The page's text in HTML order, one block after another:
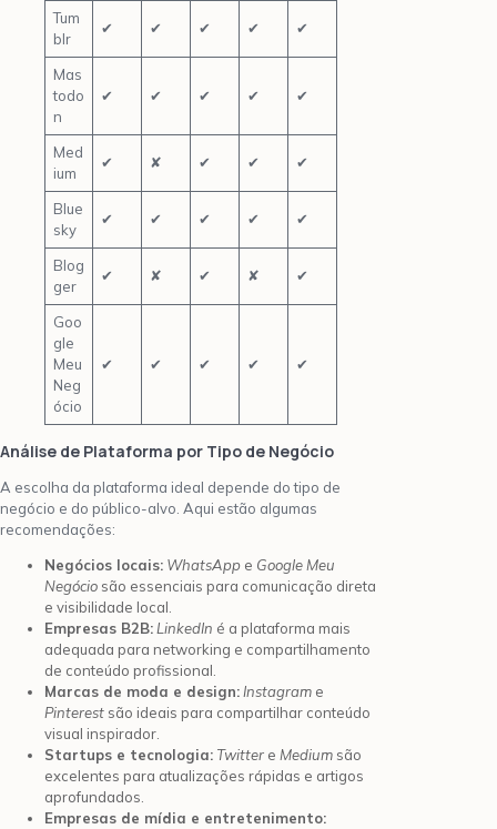
Tum
blr
✔ ✔ ✔ ✔ ✔
Mas
todo
n
✔ ✔ ✔ ✔ ✔
Med
ium
✔ ✘ ✔ ✔ ✔
Blue
sky
✔ ✔ ✔ ✔ ✔
Blog
ger
✔ ✘ ✔ ✘ ✔
Goo
gle
Meu
Neg
ócio
✔ ✔ ✔ ✔ ✔
Análise de Plataforma por Tipo de Negócio
A escolha da plataforma ideal depende do tipo de
negócio e do público-alvo. Aqui estão algumas
recomendações:
Negócios locais: WhatsApp e Google Meu
Negócio são essenciais para comunicação direta
e visibilidade local.
Empresas B2B:LinkedIn é a plataforma mais
adequada para networking e compartilhamento
de conteúdo profissional.
Marcas de moda e design:Instagram e
Pinterest são ideais para compartilhar conteúdo
visual inspirador.
Startups e tecnologia: Twitter e Medium são
excelentes para atualizações rápidas e artigos
aprofundados.
Empresas de mídia e entretenimento: